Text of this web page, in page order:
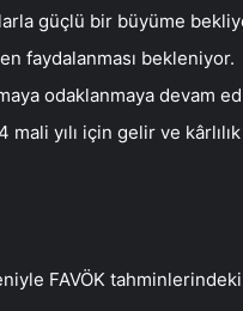
güçlü bir büyüme
faydalanması bekleniyor.
odaklanmaya devam
yılı için gelir ve kârlılık
FAVÖK tahminlerindeki